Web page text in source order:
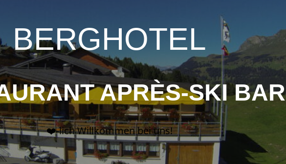
BERGHOTEL
APRÈS-SKI BAR
❤️-lich Willkommen bei uns!